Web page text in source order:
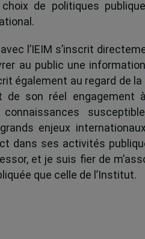
de politiques
l’IEIM s’inscrit
au public une
également au regard de
de son réel engagement
connaissances
enjeux internationaux
dans ses activités
et je suis fier de
que celle de l’Institut.